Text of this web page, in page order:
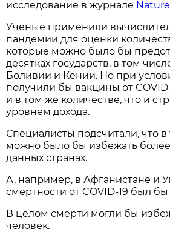
исследование в журнале
Ученые применили
пандемии для оценки
которые можно было бы
десятках государств, в том
Боливии и Кении. Но при
получили бы вакцины от
и в том же количестве, что и
уровнем дохода.
Специалисты подсчитали, что в
можно было бы избежать
данных странах.
А, например, в Афганистане и
смертности от COVID-19 был
В целом смерти могли бы
человек.